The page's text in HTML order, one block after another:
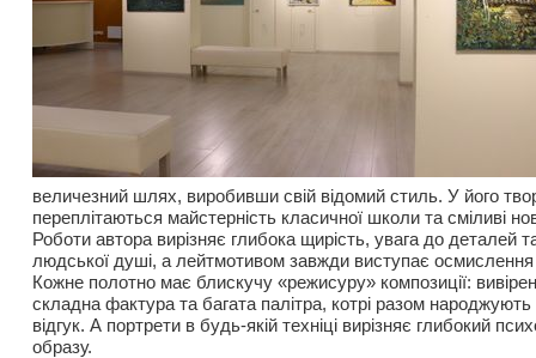
величезний шлях, виробивши свій відомий стиль. У його
переплітаються майстерність класичної школи та сміливі
Роботи автора вирізняє глибока щирість, увага до деталей
людської душі, а лейтмотивом завжди виступає
Кожне полотно має блискучу «режисуру» композиції:
складна фактура та багата палітра, котрі разом
відгук. А портрети в будь-якій техніці вирізняє глибокий
образу.